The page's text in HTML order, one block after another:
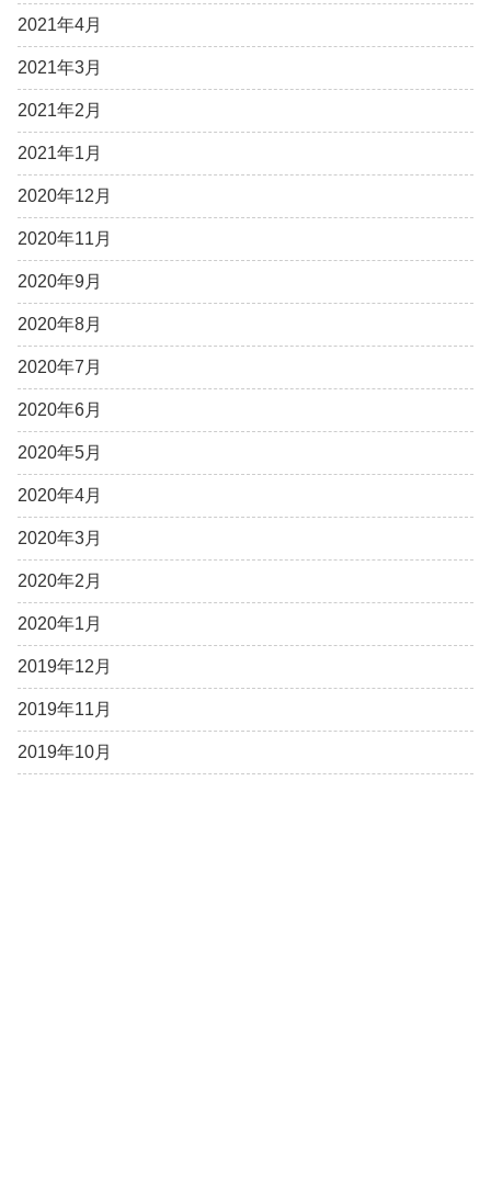
2021年4月
2021年3月
2021年2月
2021年1月
2020年12月
2020年11月
2020年9月
2020年8月
2020年7月
2020年6月
2020年5月
2020年4月
2020年3月
2020年2月
2020年1月
2019年12月
2019年11月
2019年10月